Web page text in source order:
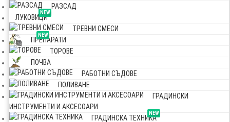
РАЗСАД
NEW
ЛУКОВИЦИ
ТРЕВНИ СМЕСИ
NEW
ПРЕПАРАТИ
ТОРОВЕ
ПОЧВА
РАБОТНИ СЪДОВЕ
ПОЛИВАНЕ
ГРАДИНСКИ
ИНСТРУМЕНТИ И АКСЕСОАРИ
NEW
ГРАДИНСКА ТЕХНИКА